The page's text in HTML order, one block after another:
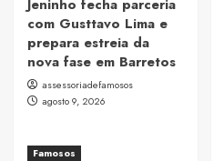
Jeninho fecha parceria
com Gusttavo Lima e
prepara estreia da
nova fase em Barretos
assessoriadefamosos
agosto 9, 2026
Famosos